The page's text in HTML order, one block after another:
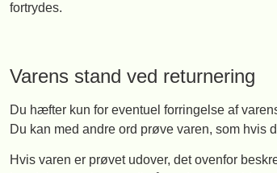
fortrydes.
Varens stand ved returnering
Du hæfter kun for eventuel forringelse af
Du kan med andre ord prøve varen, som hvis
Hvis varen er prøvet udover, det ovenfor